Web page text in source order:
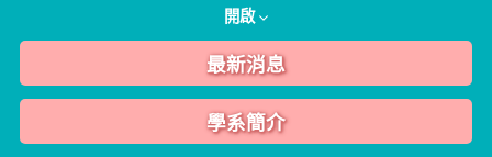
開啟
最新消息
學系簡介